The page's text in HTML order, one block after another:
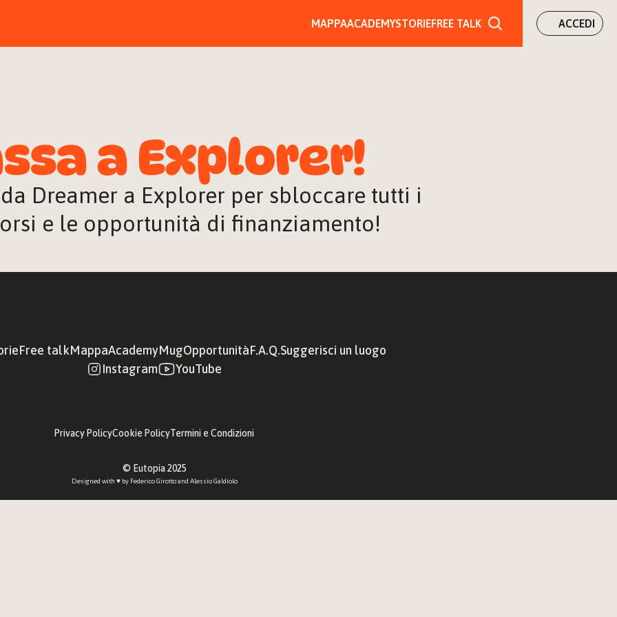
MAPPAACADEMYSTORIEFREE TALK ACCEDI
a Explorer!
Dreamer a Explorer per sbloccare tutti i
e le opportunità di finanziamento!
Free talkMappaAcademyMugOpportunitàF.A.Q.Suggerisci un luogo
Instagram
YouTube
Privacy PolicyCookie PolicyTermini e Condizioni
© Eutopia 2025
Designed with ♥︎ by Federico Girotto and Alessio Galdiolo